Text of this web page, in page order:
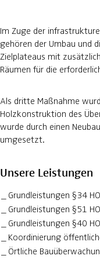
Im Zuge der
gehören der Umbau und
Zielplateaus mit
Räumen für die
Als dritte Maßnahme
Holzkonstruktion des
wurde durch einen
umgesetzt.
Unsere Leistungen
Grundleistungen §34
Grundleistungen §51
Grundleistungen §40
Koordinierung
Örtliche